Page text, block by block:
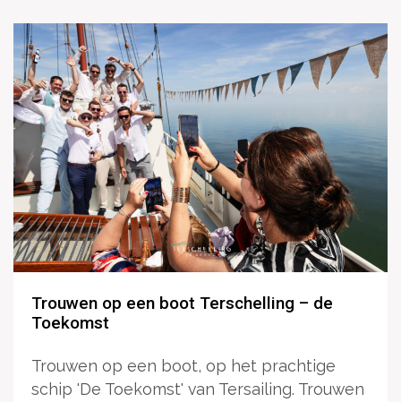
Trouwen op een boot Terschelling – de
Toekomst
Trouwen op een boot, op het prachtige
schip 'De Toekomst' van Tersailing. Trouwen